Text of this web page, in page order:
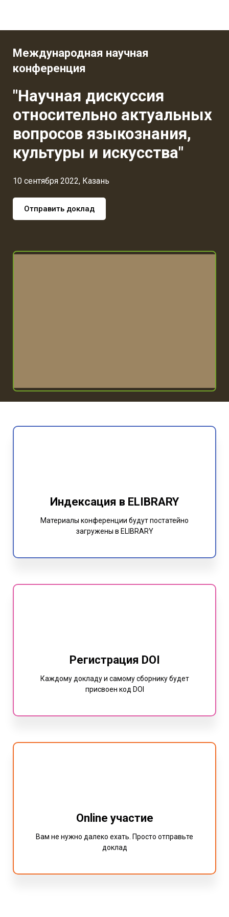
Международная научная
конференция
"Научная дискуссия
относительно актуальных
вопросов языкознания,
культуры и искусства"
10 сентября 2022, Казань
Отправить доклад
Индексация в ELIBRARY
Материалы конференции будут постатейно
загружены в ELIBRARY
Регистрация DOI
Каждому докладу и самому сборнику будет
присвоен код DOI
Online участие
Вам не нужно далеко ехать. Просто отправьте
доклад